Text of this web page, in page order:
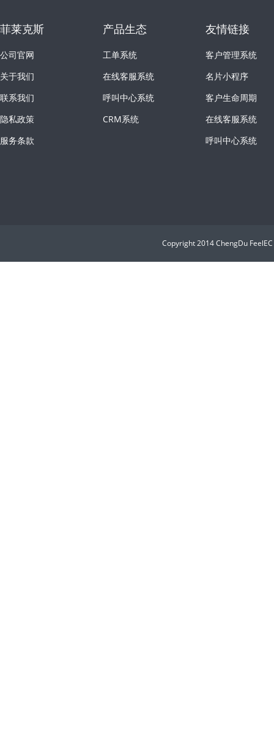
菲莱克斯
公司官网
关于我们
联系我们
隐私政策
服务条款
产品生态
工单系统
在线客服系统
呼叫中心系统
CRM系统
友情链接
客户管理系统
名片小程序
客户生命周期
在线客服系统
呼叫中心系统
Copyright 2014 ChengDu